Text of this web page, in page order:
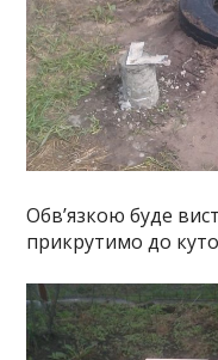
Обв’язкою буде
прикрутимо до